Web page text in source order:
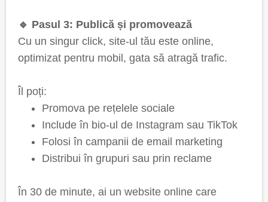
🔹 Pasul 3: Publică și promovează
Cu un singur click, site-ul tău este online,
optimizat pentru mobil, gata să atragă trafic.
Îl poți:
Promova pe rețelele sociale
Include în bio-ul de Instagram sau TikTok
Folosi în campanii de email marketing
Distribui în grupuri sau prin reclame
În 30 de minute, ai un website online care